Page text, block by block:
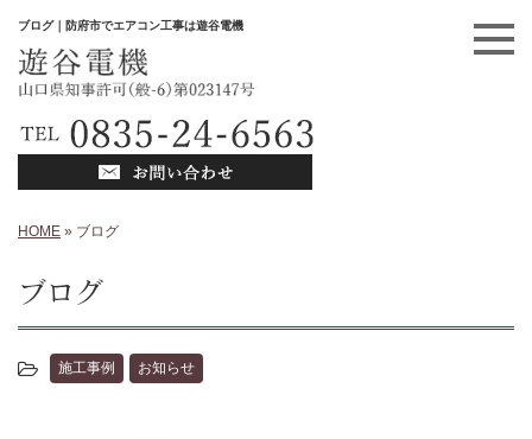
ブログ｜防府市でエアコン工事は遊谷電機
HOME » ブログ
ブログ
施工事例 お知らせ